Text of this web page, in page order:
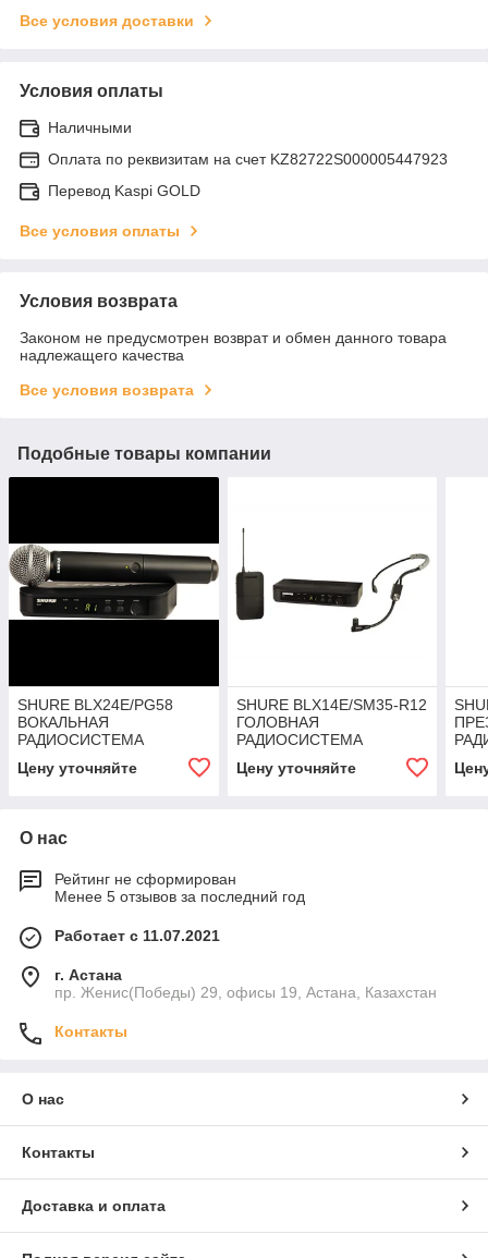
Все условия доставки
Условия оплаты
Наличными
Оплата по реквизитам на счет KZ82722S000005447923
Перевод Kaspi GOLD
Все условия оплаты
Условия возврата
Законом не предусмотрен возврат и обмен данного товара
надлежащего качества
Все условия возврата
Подобные товары компании
SHURE BLX24E/PG58
ВОКАЛЬНАЯ
РАДИОСИСТЕМА
Цену уточняйте
SHURE BLX14E/SM35-R12
ГОЛОВНАЯ
РАДИОСИСТЕМА
Цену уточняйте
О нас
Рейтинг не сформирован
Менее 5 отзывов за последний год
Работает с 11.07.2021
г. Астана
пр. Женис(Победы) 29, офисы 19, Астана, Казахстан
Контакты
О нас
Контакты
Доставка и оплата